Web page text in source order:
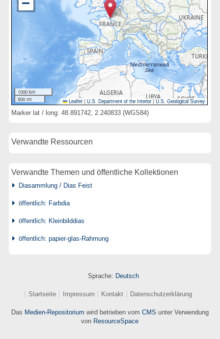
1000 km
500 mi
Leaflet | U.S. Department of the Interior|U.S. Geological Survey
Marker lat / long: 48.891742, 2.240833 (WGS84)
Verwandte Ressourcen
Verwandte Themen und öffentliche Kollektionen
Diasammlung / Dias Feist
öffentlich: Farbdia
öffentlich: Kleinbilddias
öffentlich: papier-glas-Rahmung
Sprache: Deutsch
Startseite Impressum Kontakt Datenschutzerklärung
Das Medien-Repositorium wird betrieben vom CMS unter Verwendung
von ResourceSpace